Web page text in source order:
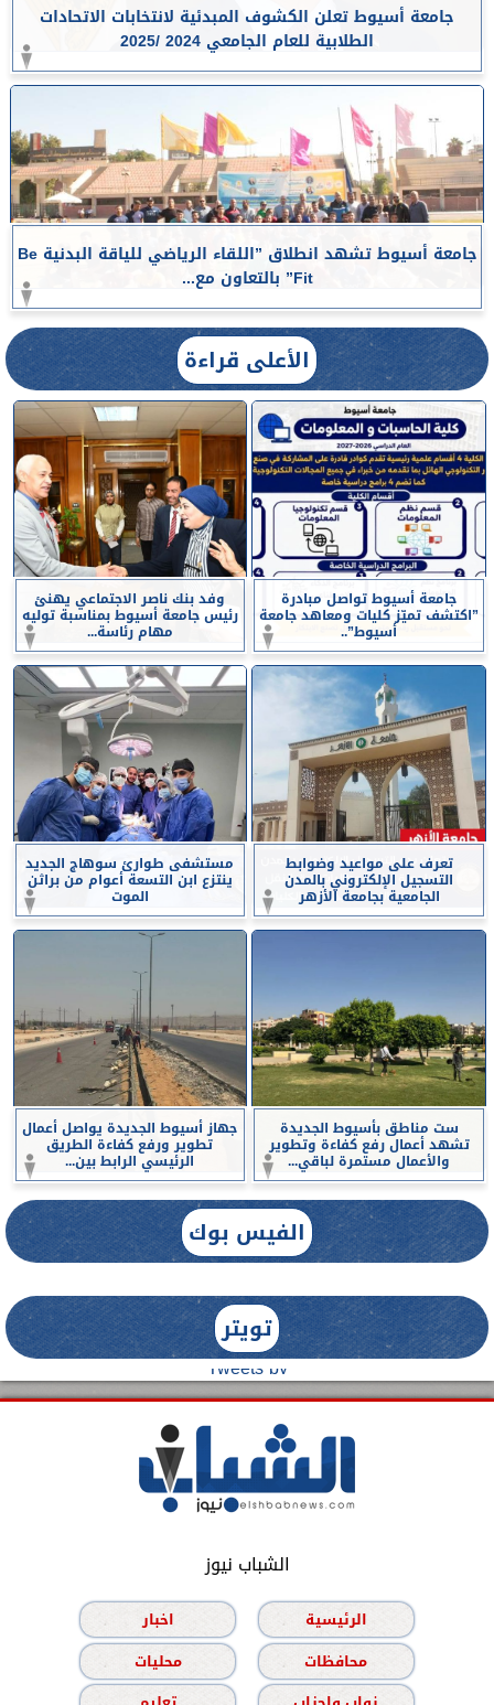
جامعة أسيوط تعلن الكشوف المبدئية لانتخابات الاتحادات
الطلابية للعام الجامعي 2024 /2025
جامعة أسيوط تشهد انطلاق ”اللقاء الرياضي للياقة البدنية Be
Fit” بالتعاون مع...
الأعلى قراءة
جامعة أسيوط تواصل مبادرة
”اكتشف تميّز كليات ومعاهد جامعة
أسيوط”..
وفد بنك ناصر الاجتماعي يهنئ
رئيس جامعة أسيوط بمناسبة توليه
مهام رئاسة...
تعرف على مواعيد وضوابط
التسجيل الإلكتروني بالمدن
الجامعية بجامعة الأزهر
مستشفى طوارئ سوهاج الجديد
ينتزع ابن التسعة أعوام من براثن
الموت
ست مناطق بأسيوط الجديدة
تشهد أعمال رفع كفاءة وتطوير
والأعمال مستمرة لباقي...
جهاز أسيوط الجديدة يواصل أعمال
تطوير ورفع كفاءة الطريق
الرئيسي الرابط بين...
الفيس بوك
تويتر
Tweets by
الشباب نيوز
الرئيسية
اخبار
محافظات
محليات